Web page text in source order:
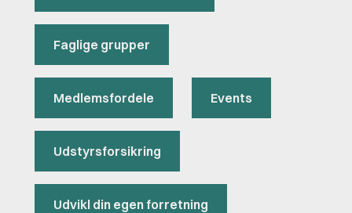
Faglige grupper
Medlemsfordele Events
Udstyrsforsikring
Udvikl din egen forretning